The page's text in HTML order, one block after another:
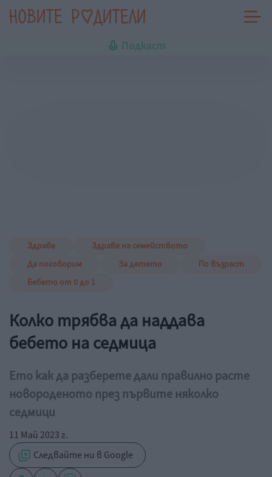
Подкаст
Здраве
Здраве на семейството
Да поговорим
За детето
По възраст
Бебето от 0 до 1
Колко трябва да наддава
бебето на седмица
Ето как да разберете дали правилно расте
новороденото през първите няколко
седмици
11 Май 2023 г.
Следвайте ни в Google